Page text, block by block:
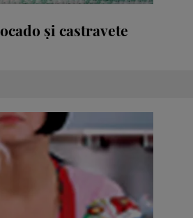
şi castravete